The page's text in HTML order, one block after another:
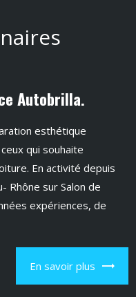
Autobrilla.
esthétique
qui souhaite
En activité depuis
Rhône sur Salon de
expériences, de
En savoir plus